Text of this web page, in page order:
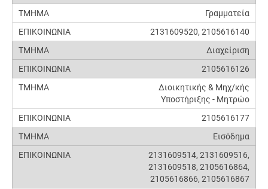
Γραμματεία
2131609520, 2105616140
Διαχείριση
2105616126
Διοικητικής & Μηχ/κής
Υποστήριξης - Μητρώο
2105616177
Εισόδημα
2131609514, 2131609516,
2131609518, 2105616864,
2105616866, 2105616867